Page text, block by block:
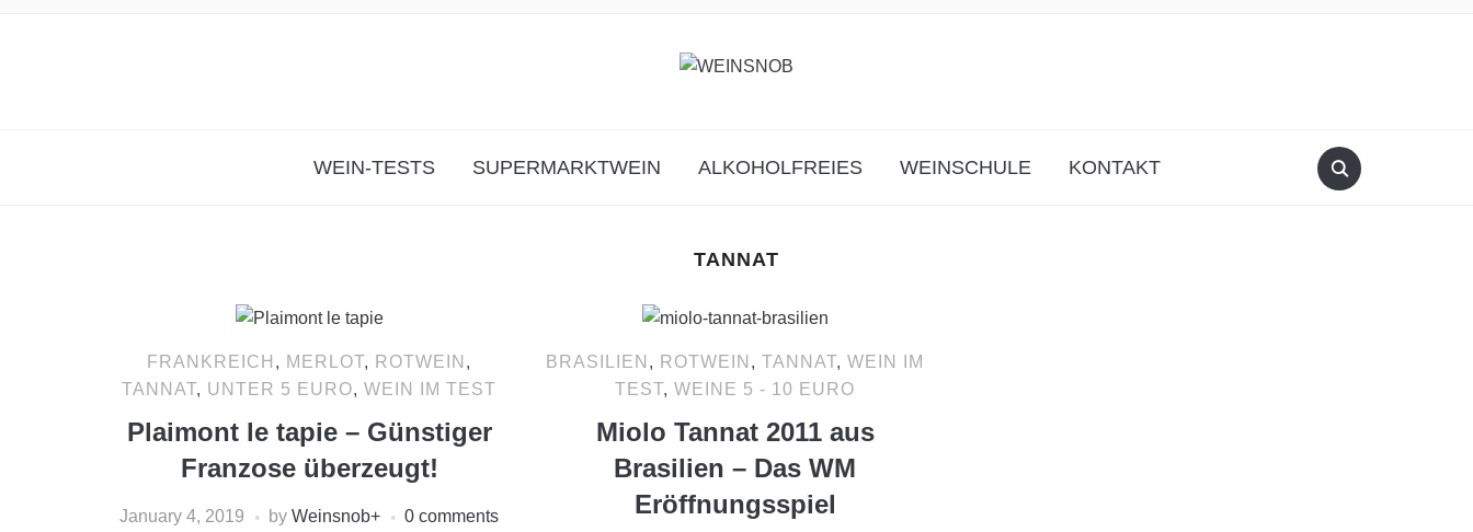
WEIN-TESTS SUPERMARKTWEIN ALKOHOLFREIES WEINSCHULE KONTAKT
TANNAT
FRANKREICH , MERLOT, ROTWEIN ,
TANNAT, UNTER 5 EURO, WEIN IM TEST
Plaimont le tapie – Günstiger
Franzose überzeugt!
January 4, 2019 by Weinsnob+ 0 comments
BRASILIEN , ROTWEIN ,TANNAT,WEIN IM
TEST,WEINE 5 - 10 EURO
Miolo Tannat 2011 aus
Brasilien – Das WM
Eröffnungsspiel